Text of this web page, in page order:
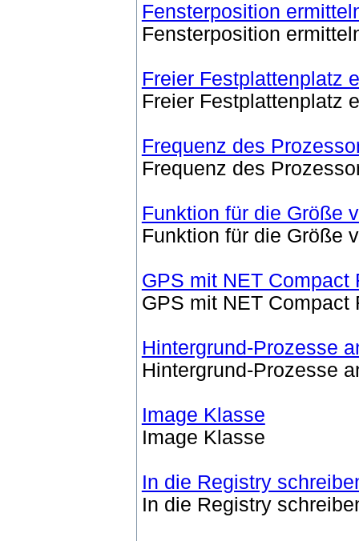
Fensterposition
Fensterposition
Freier Festplattenplatz
Freier Festplattenplatz
Frequenz des
Frequenz des
Funktion für die Größe
Funktion für die Größe
GPS mit NET Compact
GPS mit NET Compact
Hintergrund-Prozesse
Hintergrund-Prozesse
Image Klasse
Image Klasse
In die Registry
In die Registry